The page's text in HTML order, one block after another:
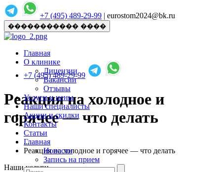
+7 (495) 489-29-99 | eurostom2024@bk.ru
����������� ����
Главная
О клинике
Лицензии
Вакансии
Отзывы
Услуги и цены
Наши специалисты
Акции и скидки
Контакты
Статьи
...
Новости
Запись на прием
+7 (495) 489-29-99
Реакция на холодное и
горячее — что делать
Главная
Реакция на холодное и горячее — что делать
Наши услуги